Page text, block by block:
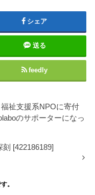
シェア
送る
feedly
福祉支援系NPOに寄付
のサポーターになっ
[422186189]
。